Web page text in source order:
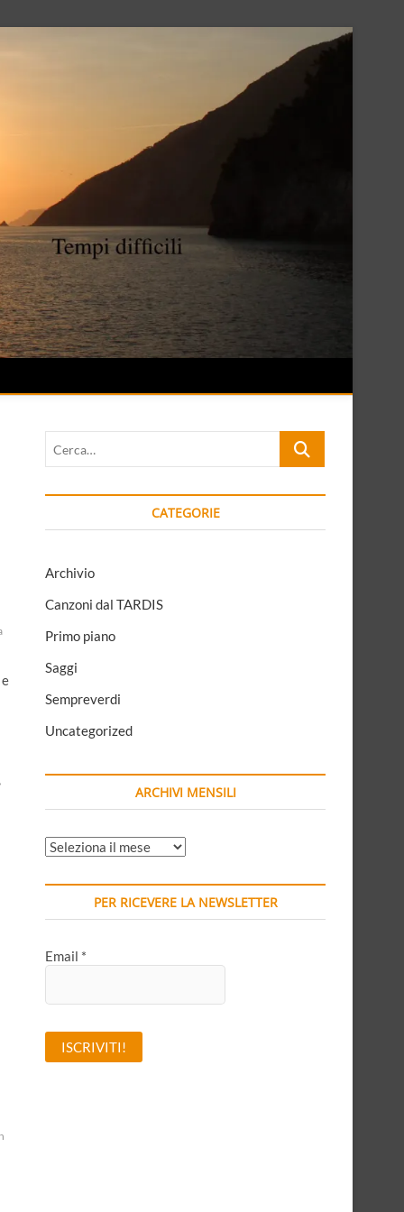
Cerca…
CATEGORIE
Archivio
Canzoni dal TARDIS
Primo piano
Saggi
Sempreverdi
Uncategorized
ARCHIVI MENSILI
ARCHIVI
PER RICEVERE LA NEWSLETTER
Email *